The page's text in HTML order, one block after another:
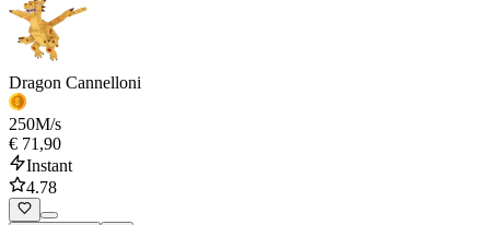
Dragon Cannelloni
250M/s
€ 71,90
Instant
4.78